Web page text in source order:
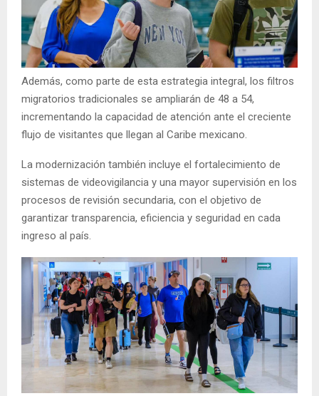
Además, como parte de esta estrategia integral, los filtros
migratorios tradicionales se ampliarán de 48 a 54,
incrementando la capacidad de atención ante el creciente
flujo de visitantes que llegan al Caribe mexicano.
La modernización también incluye el fortalecimiento de
sistemas de videovigilancia y una mayor supervisión en los
procesos de revisión secundaria, con el objetivo de
garantizar transparencia, eficiencia y seguridad en cada
ingreso al país.